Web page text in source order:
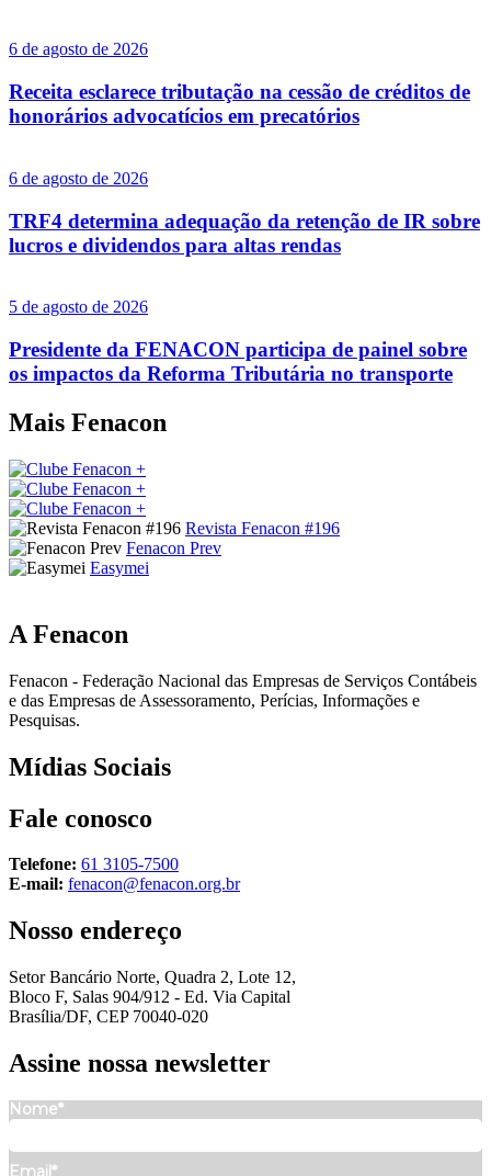
6 de agosto de 2026
Receita esclarece tributação na cessão de créditos de
honorários advocatícios em precatórios
6 de agosto de 2026
TRF4 determina adequação da retenção de IR sobre
lucros e dividendos para altas rendas
5 de agosto de 2026
Presidente da FENACON participa de painel sobre
os impactos da Reforma Tributária no transporte
Mais Fenacon
Revista Fenacon #196
Fenacon Prev
Easymei
A Fenacon
Fenacon - Federação Nacional das Empresas de Serviços Contábeis
e das Empresas de Assessoramento, Perícias, Informações e
Pesquisas.
Mídias Sociais
Fale conosco
Telefone: 61 3105-7500
E-mail: fenacon@fenacon.org.br
Nosso endereço
Setor Bancário Norte, Quadra 2, Lote 12,
Bloco F, Salas 904/912 - Ed. Via Capital
Brasília/DF, CEP 70040-020
Assine nossa newsletter
Nome*
Email*